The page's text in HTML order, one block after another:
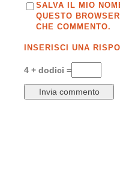
SALVA IL MIO
QUESTO
CHE COMMENTO.
INSERISCI UNA
4 + dodici =